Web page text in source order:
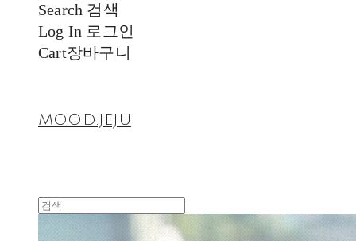
Search 검색
Log In 로그인
Cart장바구니
MOOD.JEJU